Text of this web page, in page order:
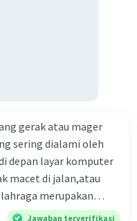
gerak atau mager
sering dialami oleh
depan layar komputer
macet di jalan,atau
merupakan
Jika Anda termasuk
Jawaban terverifikasi